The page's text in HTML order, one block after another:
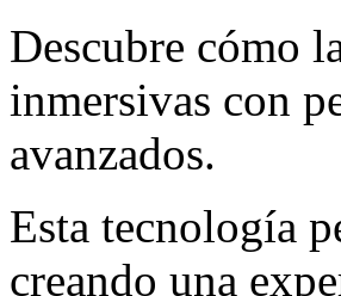
Descubre cómo
inmersivas con
avanzados.
Esta tecnología
creando una